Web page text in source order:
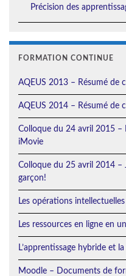
Précision des
FORMATION CONTINUE
AQEUS 2013 – Résumé de
AQEUS 2014 – Résumé de
Colloque du 24 avril 2015 –
iMovie
Colloque du 25 avril 2014 –
garçon!
Les opérations
Les ressources en ligne en
L’apprentissage hybride et
Moodle – Documents de